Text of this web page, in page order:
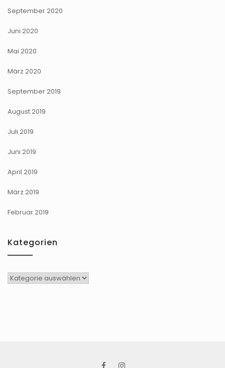
September 2020
Juni 2020
Mai 2020
März 2020
September 2019
August 2019
Juli 2019
Juni 2019
April 2019
März 2019
Februar 2019
Kategorien
Kategorien